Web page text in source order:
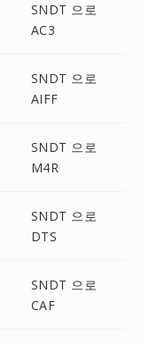
SNDT 으로
AC3
SNDT 으로
AIFF
SNDT 으로
M4R
SNDT 으로
DTS
SNDT 으로
CAF